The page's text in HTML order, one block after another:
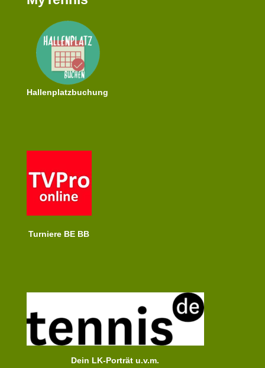
Hallenplatzbuchung
Turniere BE BB
Dein LK-Porträt u.v.m.